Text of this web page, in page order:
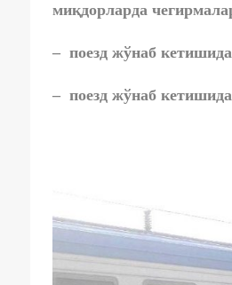
миқдорларда
– поезд жўнаб
– поезд жўнаб